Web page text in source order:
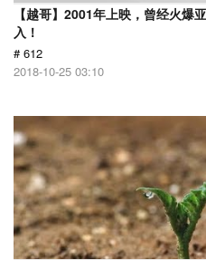
【越哥】2001年上映，曾经火爆
入！
# 612
2018-10-25 03:10